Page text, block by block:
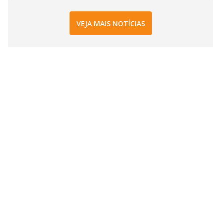
VEJA MAIS NOTÍCIAS